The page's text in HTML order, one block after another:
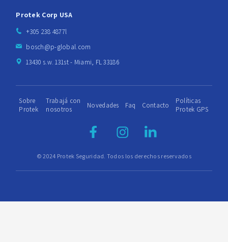
Protek Corp USA
+305 238 4877l
bosch@p-global.com
13430 s.w. 131st - Miami, FL 33186
© 2024 Protek Seguridad. Todos los derechos reservados
Sobre
Protek
Trabajá con
nosotros
Novedades Faq Contacto
Políticas
Protek GPS